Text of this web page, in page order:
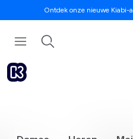
Ontdek onze nieuwe Kiabi-